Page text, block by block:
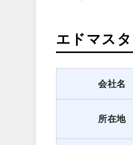
エドマス
会社名
所在地